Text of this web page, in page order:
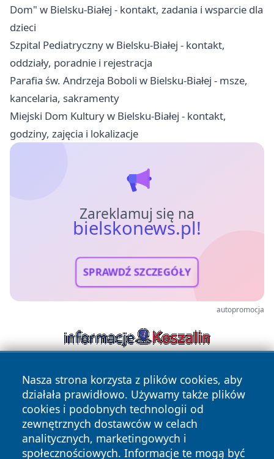
Dom" w Bielsku-Białej - kontakt, zadania i wsparcie dla
dzieci
Szpital Pediatryczny w Bielsku-Białej - kontakt,
oddziały, poradnie i rejestracja
Parafia św. Andrzeja Boboli w Bielsku-Białej - msze,
kancelaria, sakramenty
Miejski Dom Kultury w Bielsku-Białej - kontakt,
godziny, zajęcia i lokalizacje
Zareklamuj się na
bielskonews.pl!
SPRAWDŹ SZCZEGÓŁY
autopromocja
Nasza strona korzysta z plików cookies, aby
działała prawidłowo. Używamy także plików
cookies i podobnych technologii od
zewnętrznych dostawców w celach
analitycznych, marketingowych i
społecznościowych. Informacje te mogą być
Copyright © 2026 bielskonews.pl Wszystkie prawa